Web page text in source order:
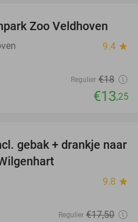
26%
Zoo Veldhoven
9.4 star
Regulier €18
€13,25
43%
gebak + drankje naar
9.8 star
Regulier €17,50